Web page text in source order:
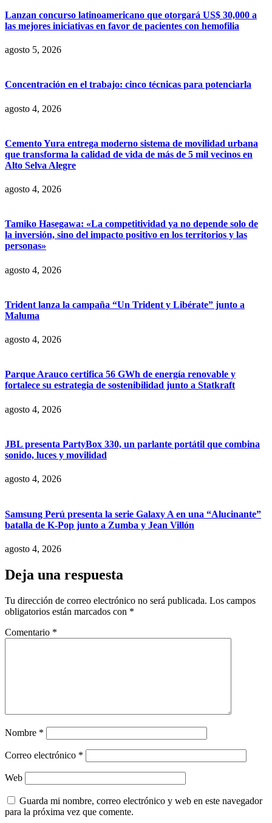
Lanzan concurso latinoamericano que otorgará US$ 30,000 a
las mejores iniciativas en favor de pacientes con hemofilia
agosto 5, 2026
Concentración en el trabajo: cinco técnicas para potenciarla
agosto 4, 2026
Cemento Yura entrega moderno sistema de movilidad urbana
que transforma la calidad de vida de más de 5 mil vecinos en
Alto Selva Alegre
agosto 4, 2026
Tamiko Hasegawa: «La competitividad ya no depende solo de
la inversión, sino del impacto positivo en los territorios y las
personas»
agosto 4, 2026
Trident lanza la campaña “Un Trident y Libérate” junto a
Maluma
agosto 4, 2026
Parque Arauco certifica 56 GWh de energía renovable y
fortalece su estrategia de sostenibilidad junto a Statkraft
agosto 4, 2026
JBL presenta PartyBox 330, un parlante portátil que combina
sonido, luces y movilidad
agosto 4, 2026
Samsung Perú presenta la serie Galaxy A en una “Alucinante”
batalla de K-Pop junto a Zumba y Jean Villón
agosto 4, 2026
Deja una respuesta
Tu dirección de correo electrónico no será publicada. Los campos
obligatorios están marcados con *
Comentario *
Nombre *
Correo electrónico *
Web
Guarda mi nombre, correo electrónico y web en este navegador
para la próxima vez que comente.